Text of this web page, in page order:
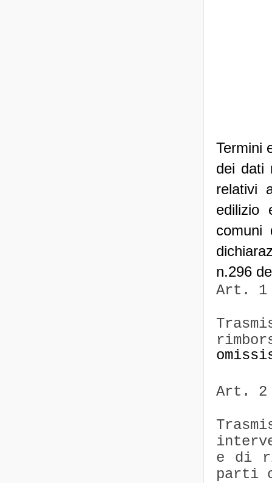
Termini
dei dati
relativi
edilizio
comuni
n.296
Art. 1
Art. 2
e di
parti